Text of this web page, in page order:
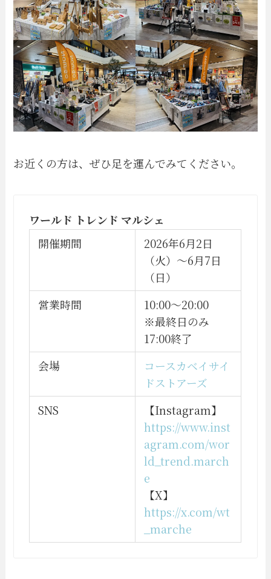
お近くの方は、ぜひ足を運んでみてください。
ワールド トレンド マルシェ
開催期間
2026年6月2日
（火）〜6月7日
（日）
営業時間
10:00〜20:00
※最終日のみ
17:00終了
会場
コースカベイサイ
ドストアーズ
SNS
【Instagram】
https://www.inst
agram.com/wor
ld_trend.march
e
【X】
https://x.com/wt
_marche